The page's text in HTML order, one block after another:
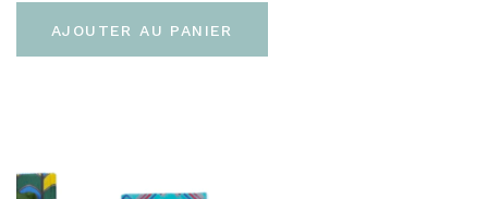
AJOUTER AU PANIER